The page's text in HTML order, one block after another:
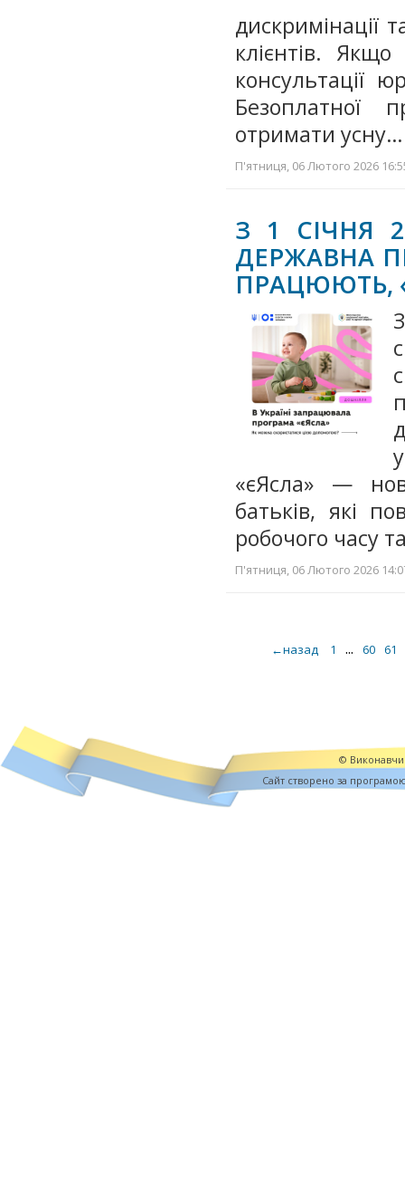
дискримінації
клієнтів.
консультації
Безоплатної
отримати усну…
П'ятниця, 06 Лютого 2026
З 1 СІЧНЯ
ДЕРЖАВНА
ПРАЦЮЮТЬ,
«єЯсла» —
батьків, які
робочого часу
П'ятниця, 06 Лютого 2026
←назад 1 ... 60 61
©
Cайт створено за